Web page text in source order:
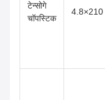
टेन्सोगे
चॉपस्टिक
4.8×210